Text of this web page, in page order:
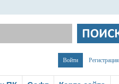
Войти Регистрация